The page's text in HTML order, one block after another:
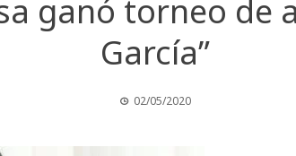
ganó torneo de
García”
02/05/2020